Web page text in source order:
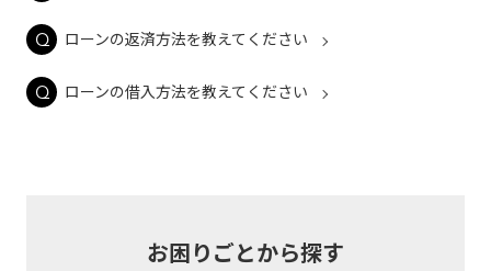
ローンの返済方法を教えてください
ローンの借入方法を教えてください
お困りごとから探す